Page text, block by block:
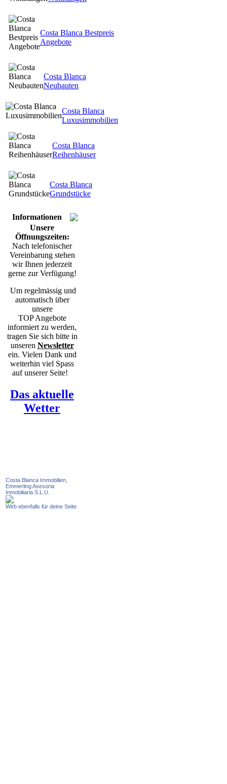
Costa Blanca Bestpreis
Angebote
Costa Blanca
Neubauten
Costa Blanca
Luxusimmobilien
Costa Blanca
Reihenhäuser
Costa Blanca
Grundstücke
Informationen
Unsere
Öffnungszeiten:
Nach telefonischer
Vereinbarung stehen
wir Ihnen jederzeit
gerne zur Verfügung!
Um regelmässig und
automatisch über
unsere
TOP Angebote
informiert zu werden,
tragen Sie sich bitte in
unseren Newsletter
ein. Vielen Dank und
weiterhin viel Spass
auf unserer Seite!
Das aktuelle
Wetter
Costa Blanca Immobilien,
Emmerling Asesoria
Inmobiliaria S.L.U.
Wirb ebenfalls für deine Seite